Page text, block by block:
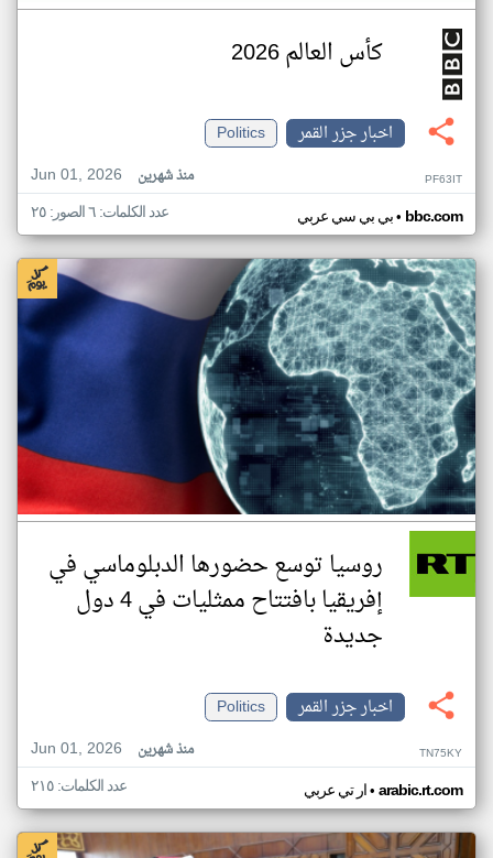
كأس العالم 2026
اخبار جزر القمر
Politics
Jun 01, 2026
منذ شهرين PF63IT
بي بي سي عربي• bbc.com عدد الكلمات: ٦ الصور: ٢٥
روسيا توسع حضورها الدبلوماسي في
إفريقيا بافتتاح ممثليات في 4 دول
جديدة
اخبار جزر القمر
Politics
Jun 01, 2026
منذ شهرين TN75KY
ار تي عربي• arabic.rt.com عدد الكلمات: ٢١٥